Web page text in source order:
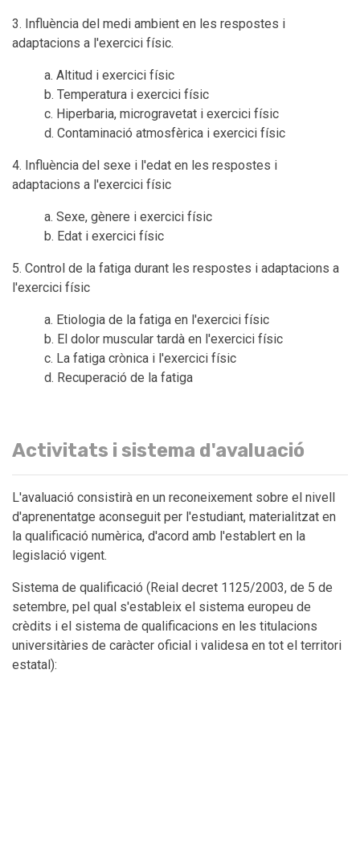
3. Influència del medi ambient en les respostes i
adaptacions a l'exercici físic.
a. Altitud i exercici físic
b. Temperatura i exercici físic
c. Hiperbaria, microgravetat i exercici físic
d. Contaminació atmosfèrica i exercici físic
4. Influència del sexe i l'edat en les respostes i
adaptacions a l'exercici físic
a. Sexe, gènere i exercici físic
b. Edat i exercici físic
5. Control de la fatiga durant les respostes i adaptacions a
l'exercici físic
a. Etiologia de la fatiga en l'exercici físic
b. El dolor muscular tardà en l'exercici físic
c. La fatiga crònica i l'exercici físic
d. Recuperació de la fatiga
Activitats i sistema d'avaluació
L'avaluació consistirà en un reconeixement sobre el nivell
d'aprenentatge aconseguit per l'estudiant, materialitzat en
la qualificació numèrica, d'acord amb l'establert en la
legislació vigent.
Sistema de qualificació (Reial decret 1125/2003, de 5 de
setembre, pel qual s'estableix el sistema europeu de
crèdits i el sistema de qualificacions en les titulacions
universitàries de caràcter oficial i validesa en tot el territori
estatal):